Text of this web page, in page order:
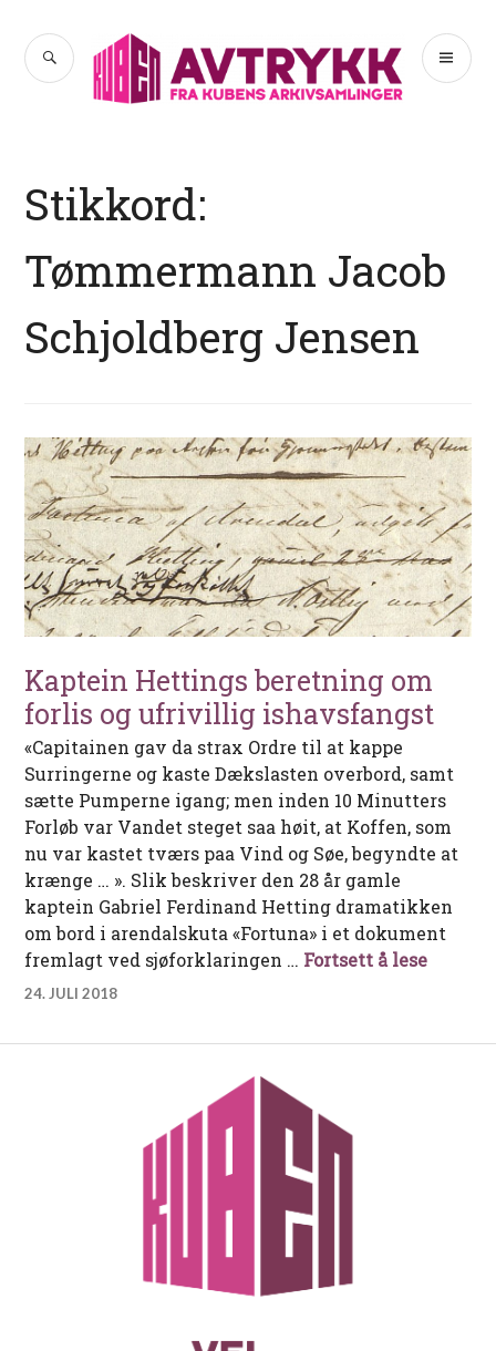
innhold
Avtrykk
SØK
Stikkord:
Tømmermann Jacob
Schjoldberg Jensen
Kaptein Hettings beretning om
forlis og ufrivillig ishavsfangst
«Capitainen gav da strax Ordre til at kappe
Surringerne og kaste Dækslasten overbord, samt
sætte Pumperne igang; men inden 10 Minutters
Forløb var Vandet steget saa høit, at Koffen, som
nu var kastet tværs paa Vind og Søe, begyndte at
krænge … ». Slik beskriver den 28 år gamle
kaptein Gabriel Ferdinand Hetting dramatikken
om bord i arendalskuta «Fortuna» i et dokument
fremlagt ved sjøforklaringen … Fortsett å lese
24. JULI 2018